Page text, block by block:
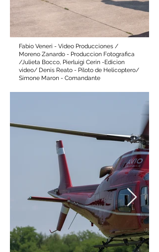
Fabio Veneri - Video Producciones /
Moreno Zanardo - Produccion Fotografica
/Julieta Bocco, Pierluigi Cerin -Edicion
video/ Denis Reato - Piloto de Helicoptero/
Simone Maron - Comandante